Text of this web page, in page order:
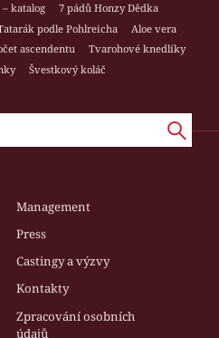
katalog
7 pádů Honzy Dědka
podle Pohlreicha
Aloe vera
ascendentu
Tvarohové knedlíky
Švestkový koláč
Management
Press
Castingy a výzvy
Kontakty
Zpracování osobních
údajů